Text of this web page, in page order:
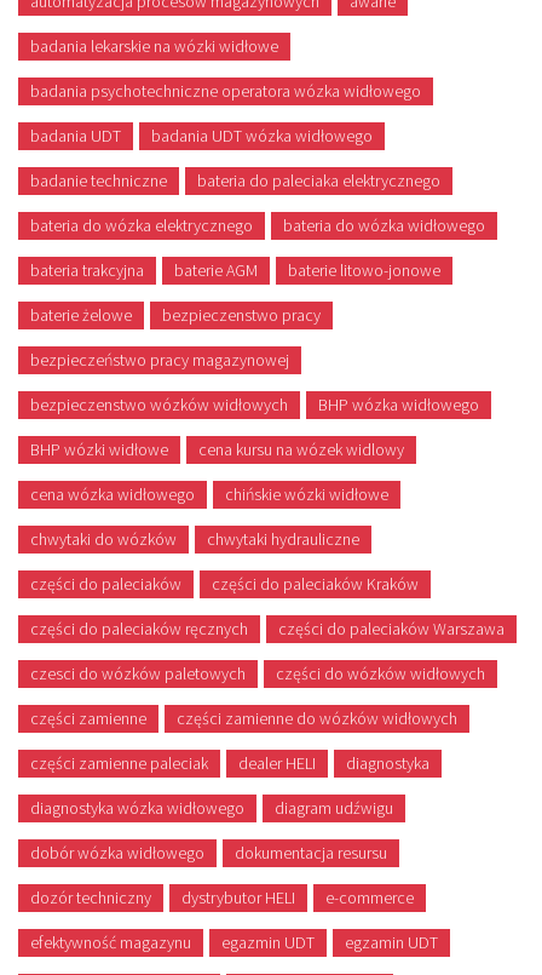
badania lekarskie na wózki widłowe
badania psychotechniczne operatora wózka widłowego
badania UDT badania UDT wózka widłowego
badanie techniczne bateria do paleciaka elektrycznego
bateria do wózka elektrycznego bateria do wózka widłowego
bateria trakcyjna baterie AGM baterie litowo-jonowe
baterie żelowe bezpieczenstwo pracy
bezpieczeństwo pracy magazynowej
bezpieczenstwo wózków widłowych BHP wózka widłowego
BHP wózki widłowe cena kursu na wózek widlowy
cena wózka widłowego chińskie wózki widłowe
chwytaki do wózków chwytaki hydrauliczne
części do paleciaków części do paleciaków Kraków
części do paleciaków ręcznych części do paleciaków Warszawa
czesci do wózków paletowych części do wózków widłowych
części zamienne części zamienne do wózków widłowych
części zamienne paleciak dealer HELI diagnostyka
diagnostyka wózka widłowego diagram udźwigu
dobór wózka widłowego dokumentacja resursu
dozór techniczny dystrybutor HELI e-commerce
efektywność magazynu egazmin UDT egzamin UDT